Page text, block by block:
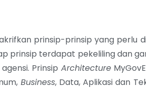
prinsip-prinsip yang perlu
prinsip terdapat pekeliling dan
Prinsip Architecture
Business, Data, Aplikasi dan